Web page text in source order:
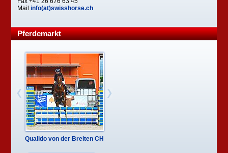
Mailinfo(at)swisshorse.ch
Pferdemarkt
Qualido von der Breiten CH